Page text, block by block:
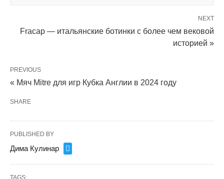
NEXT
Fracap — итальянские ботинки с более чем вековой
историей »
PREVIOUS
« Мяч Mitre для игр Кубка Англии в 2024 году
SHARE
PUBLISHED BY
Дима Кулинар